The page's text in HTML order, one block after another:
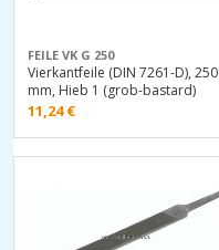
FEILE VK G 250
Vierkantfeile (DIN 7261-D), 250
mm, Hieb 1 (grob-bastard)
11,24€